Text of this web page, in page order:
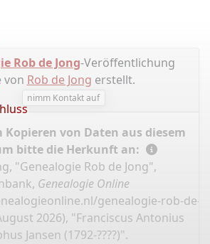
Rob de Jong-Veröffentlichung
von Rob de Jong erstellt.
nimm Kontakt auf
Kopieren von Daten aus diesem
bitte die Herkunft an:
"Genealogie Rob de Jong",
Genealogie Online
genealogie-rob-de-
2026), "Franciscus Antonius
Jansen (1792-????)".